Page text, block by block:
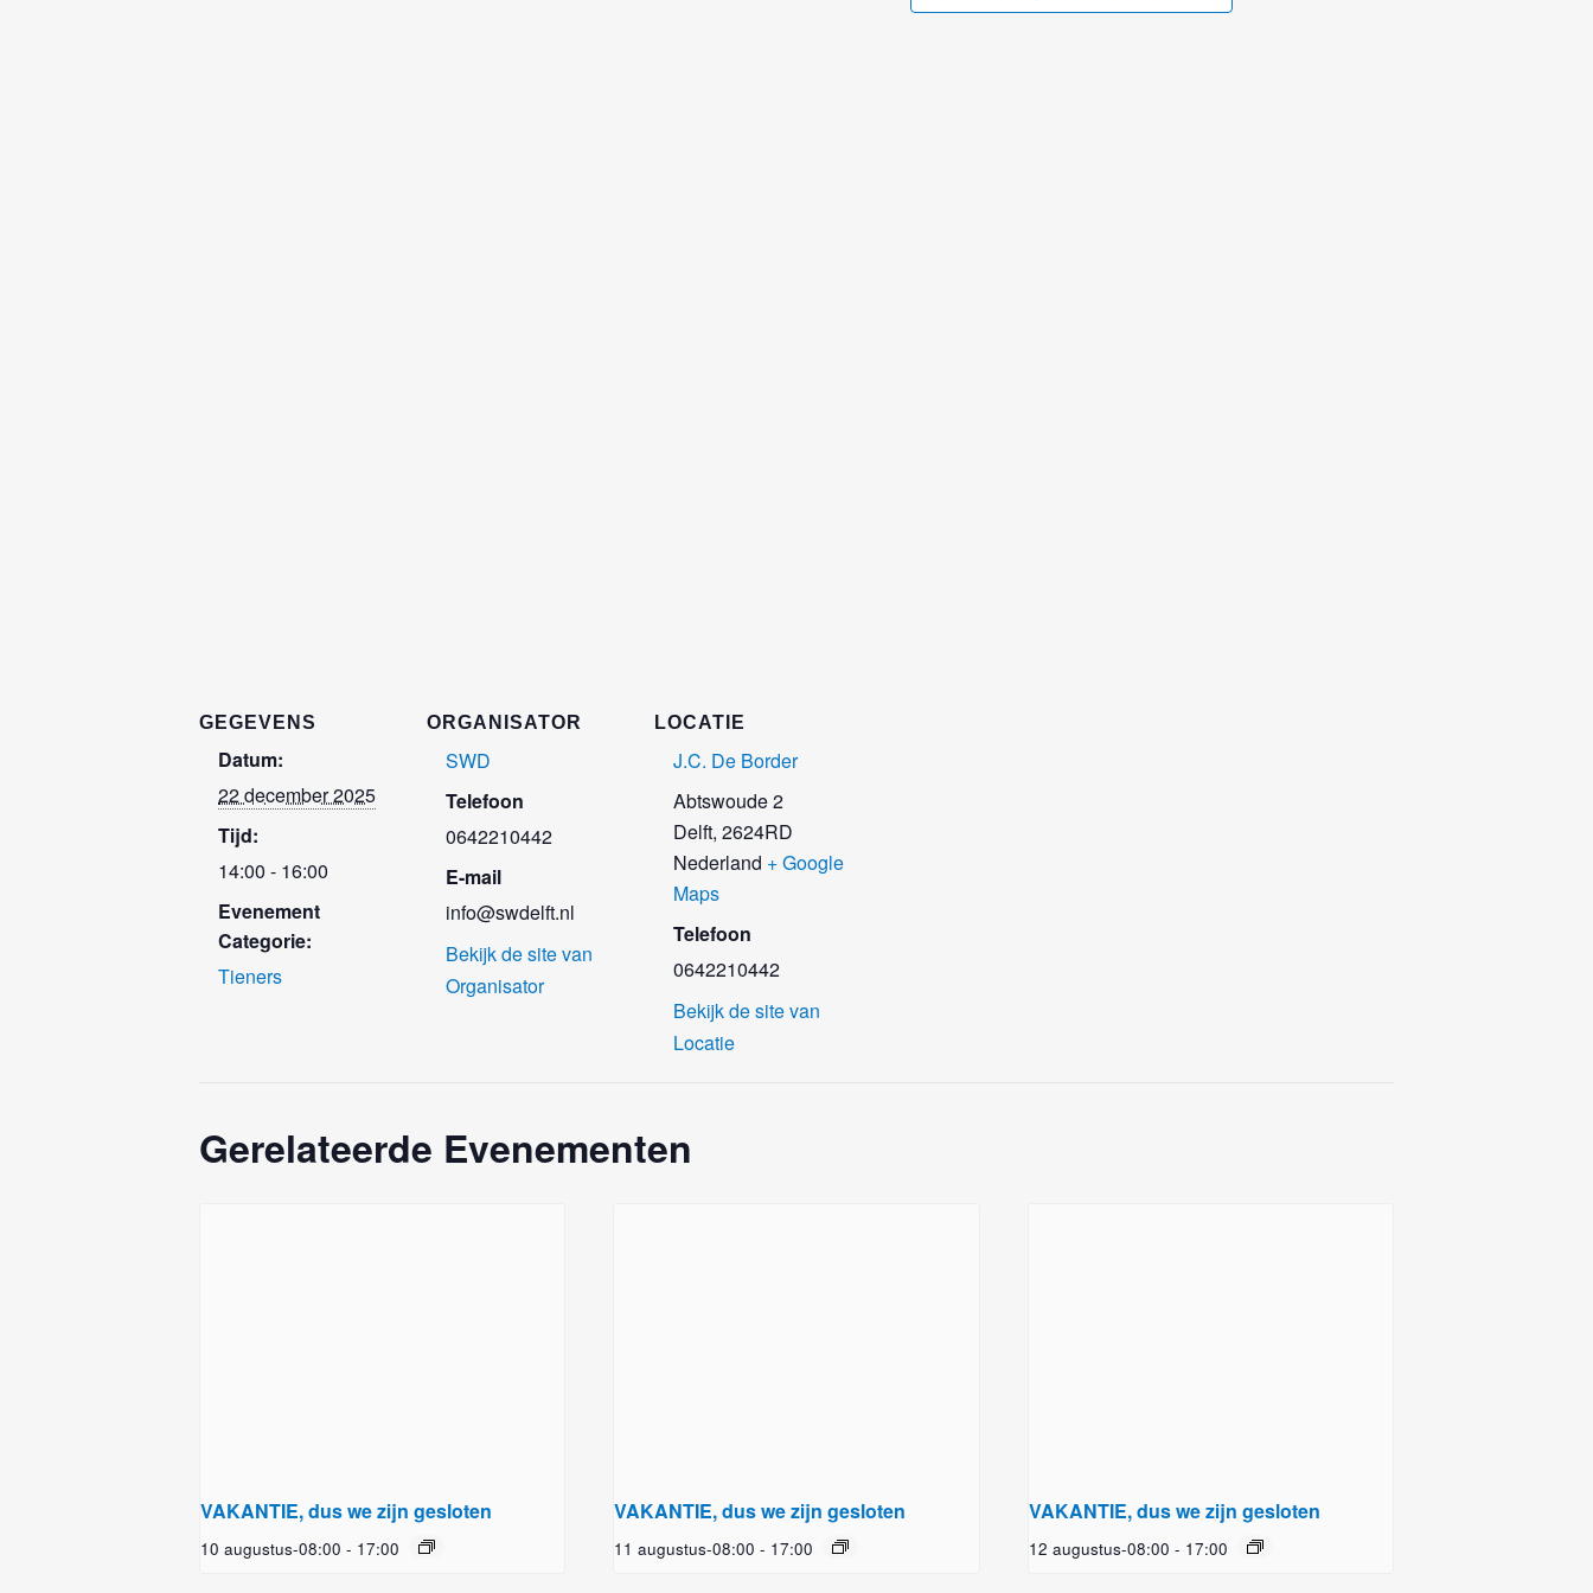
GEGEVENS
Datum:
22 december 2025
Tijd:
14:00 - 16:00
Evenement
Categorie:
Tieners
ORGANISATOR
SWD
Telefoon
0642210442
E-mail
info@swdelft.nl
Bekijk de site van
Organisator
LOCATIE
J.C. De Border
Abtswoude 2
Delft, 2624RD
Nederland + Google
Maps
Telefoon
0642210442
Bekijk de site van
Locatie
Gerelateerde Evenementen
VAKANTIE, dus we zijn gesloten
10 augustus-08:00 - 17:00
VAKANTIE, dus we zijn gesloten
11 augustus-08:00 - 17:00
VAKANTIE, dus we zijn gesloten
12 augustus-08:00 - 17:00